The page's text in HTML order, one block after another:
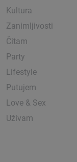
Kultura
Zanimljivosti
Čitam
Party
Lifestyle
Putujem
Love & Sex
Uživam